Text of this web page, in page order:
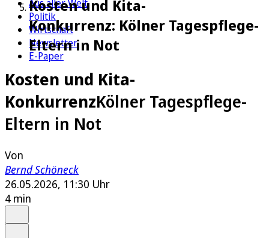
Aus aller Welt
Politik
Wirtschaft
Newsletter
E-Paper
Kosten und Kita-
Konkurrenz: Kölner Tagespflege-
Eltern in Not
Kosten und Kita-
KonkurrenzKölner Tagespflege-
Eltern in Not
Von
Bernd Schöneck
26.05.2026, 11:30 Uhr
4 min